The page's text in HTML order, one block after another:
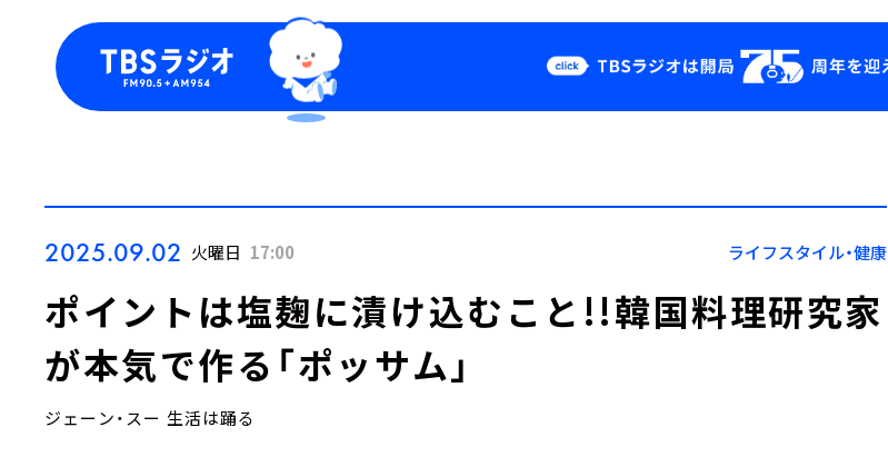
Podcast
YouTube
会社情報
2025.09.02 火曜日 17:00 ライフスタイル・健康
ポイントは塩麹に漬け込むこと!!韓国料理研究家
が本気で作る「ポッサム」
ジェーン・スー 生活は踊る